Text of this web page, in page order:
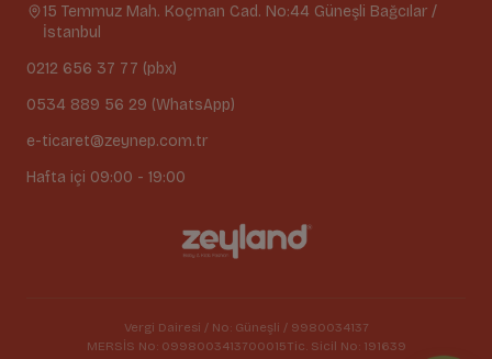
15 Temmuz Mah. Koçman Cad. No:44 Güneşli Bağcılar /
İstanbul
0212 656 37 77 (pbx)
0534 889 56 29 (WhatsApp)
e-ticaret@zeynep.com.tr
Hafta içi 09:00 - 19:00
Vergi Dairesi / No: Güneşli / 9980034137
MERSİS No: 0998003413700015Tic. Sicil No: 191639